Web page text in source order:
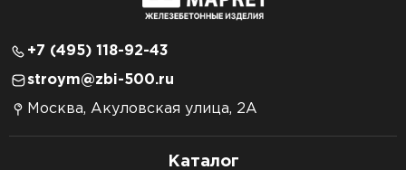
+7 (495) 118-92-43
stroym@zbi-500.ru
Москва, Акуловская улица, 2А
Каталог